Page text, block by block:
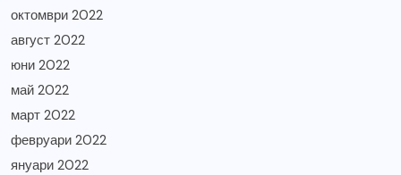
октомври 2022
август 2022
юни 2022
май 2022
март 2022
февруари 2022
януари 2022